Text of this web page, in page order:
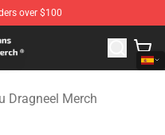
over $100
Tail Merchandise Shop
Dragneel Merch